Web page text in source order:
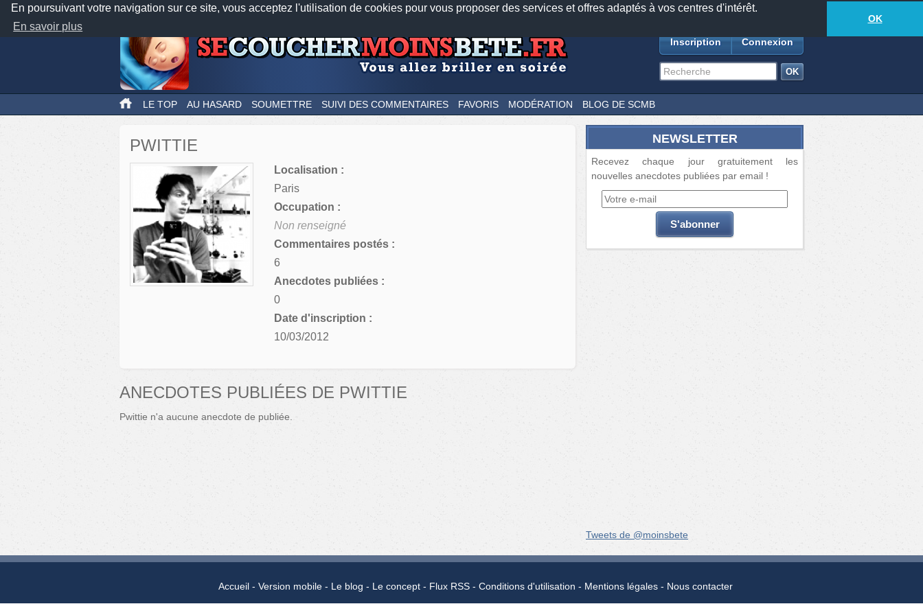
En poursuivant votre navigation sur ce site, vous acceptez l'utilisation de cookies pour vous proposer des services et offres adaptés à vos centres d'intérêt.
En savoir plus
OK
Nos applications mobiles Newsletter Facebook
TwitterFeeds18877anecdotes-514lecteurs connectés
Inscription Connexion
LE TOP AU HASARD SOUMETTRE SUIVI DES COMMENTAIRES FAVORIS MODÉRATION BLOG DE SCMB
PWITTIE
Localisation :
Paris
Occupation :
Non renseigné
Commentaires postés :
6
Anecdotes publiées :
0
Date d'inscription :
10/03/2012
ANECDOTES PUBLIÉES DE PWITTIE
Pwittie n'a aucune anecdote de publiée.
NEWSLETTER
Recevez chaque jour gratuitement les
nouvelles anecdotes publiées par email !
Tweets de @moinsbete
Accueil Version mobile Le blog Le concept Flux RSS Conditions d'utilisation Mentions légales Nous contacter